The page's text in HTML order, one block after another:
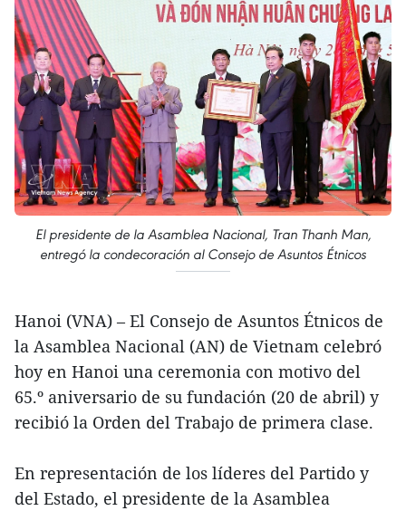
El presidente de la Asamblea Nacional, Tran Thanh Man,
entregó la condecoración al Consejo de Asuntos Étnicos
Hanoi (VNA) – El Consejo de Asuntos Étnicos de
la Asamblea Nacional (AN) de Vietnam celebró
hoy en Hanoi una ceremonia con motivo del
65.º aniversario de su fundación (20 de abril) y
recibió la Orden del Trabajo de primera clase.
En representación de los líderes del Partido y
del Estado, el presidente de la Asamblea